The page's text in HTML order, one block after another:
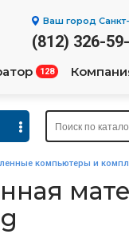
Ваш город
(812) 326-
128
компьютеры и